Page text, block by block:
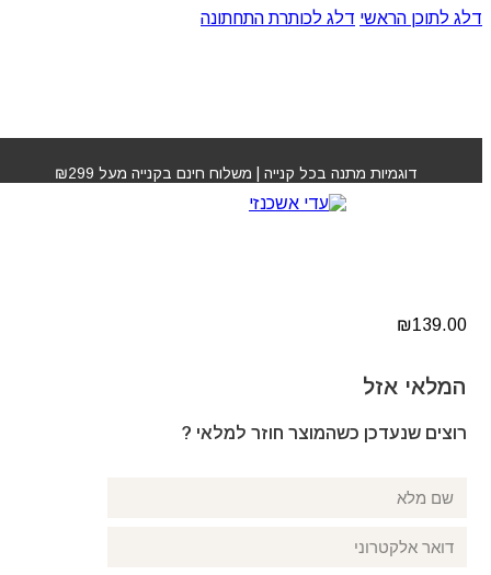
דלג לתוכן הראשי דלג לכותרת התחתונה
דוגמיות מתנה בכל קנייה | משלוח חינם בקנייה מעל ₪299
₪139.00
המלאי אזל
רוצים שנעדכן כשהמוצר חוזר למלאי ?